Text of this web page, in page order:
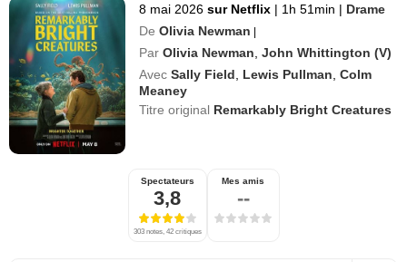
8 mai 2026 sur Netflix | 1h 51min | Drame
De Olivia Newman |
Par Olivia Newman ,John Whittington (V)
Avec Sally Field Lewis Pullman ,Colm
Meaney
Titre original Remarkably Bright Creatures
Spectateurs
3,8
303 notes, 42 critiques
Mes amis
--